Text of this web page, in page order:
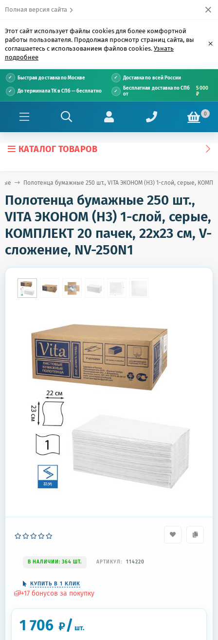
Полная версия сайта
Этот сайт использует файлы cookies для более комфортной
работы пользователя. Продолжая просмотр страниц сайта, вы
соглашаетесь с использованием файлов cookies. Узнать
подробнее
×
Быстрая доставка по Москве Доставка по всей России
До терминала ТК в СПб — бесплатно
Бесплатная доставка по СПб
от
5 000
₽
0
КАТАЛОГ ТОВАРОВ
Полотенца бумажные 250 шт., VITA ЭКОНОМ (H3) 1-слой, серые,
Полотенца бумажные 250 шт.,
VITA ЭКОНОМ (H3) 1-слой, серые,
КОМПЛЕКТ 20 пачек, 22х23 см, V-
сложение, NV-250N1
В НАЛИЧИИ: 364 ШТ. АРТИКУЛ: 114220
КУПИТЬ В 1 КЛИК
+17 бонусов за покупку
1 706 ₽/ шт.